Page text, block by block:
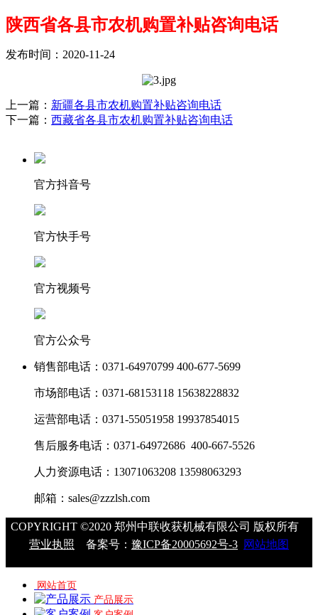
陕西省各县市农机购置补贴咨询电话
发布时间：2020-11-24
上一篇： 新疆各县市农机购置补贴咨询电话
下一篇： 西藏省各县市农机购置补贴咨询电话
官方抖音号
官方快手号
官方视频号
官方公众号
销售部电话： 0371-64970799 400-677-5699
市场部电话： 0371-68153118 15638228832
运营部电话： 0371-55051958 19937854015
售后服务电话： 0371-64972686 400-667-5526
人力资源电话： 13071063208 13598063293
邮箱： sales@zzzlsh.com
COPYRIGHT ©2020 郑州中联收获机械有限公司 版权所有
营业执照
备案号： 豫ICP备20005692号-3 网站地图
网站首页
产品展示